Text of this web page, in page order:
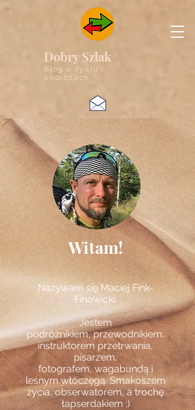
Dobry Szlak
Blog o życiu i
podróżach
Witam!
Nazywam się Maciej Fink-
Finowicki.
Jestem
podróżnikiem,przewodnikiem,
instruktorem przetrwania,
pisarzem,
fotografem,wagabundą i
leśnym włóczęgą. Smakoszem
życia, obserwatorem, a trochę
łapserdakiem ;)